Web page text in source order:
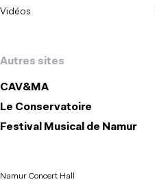
Autres sites
CAV&MA
Le Conservatoire
Festival Musical de Namur
Vidéos
Namur Concert Hall